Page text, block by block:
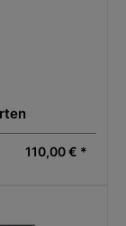
110,00 € *